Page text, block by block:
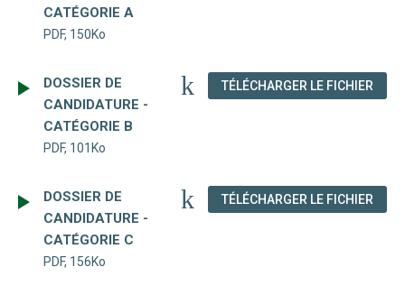
CATÉGORIE A
PDF, 150Ko
DOSSIER DE
CANDIDATURE -
CATÉGORIE B
PDF, 101Ko
TÉLÉCHARGER LE FICHIER
DOSSIER DE
CANDIDATURE -
CATÉGORIE C
PDF, 156Ko
TÉLÉCHARGER LE FICHIER